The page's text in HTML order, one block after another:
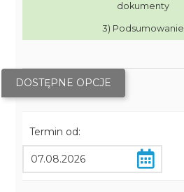
dokumenty
3) Podsumowanie
DOSTĘPNE OPCJE
Termin od: